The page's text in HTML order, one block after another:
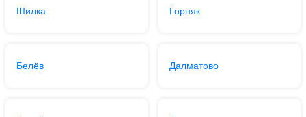
Шилка Горняк
Белёв Далматово